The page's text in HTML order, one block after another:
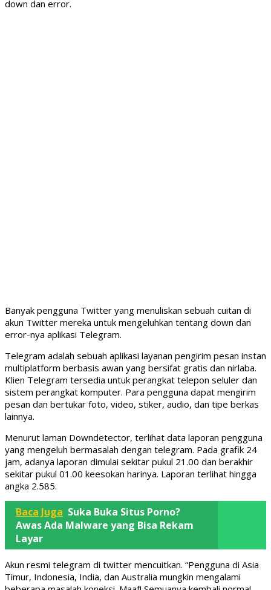
down dan error.
Banyak pengguna Twitter yang menuliskan sebuah cuitan di
akun Twitter mereka untuk mengeluhkan tentang down dan
error-nya aplikasi Telegram.
Telegram adalah sebuah aplikasi layanan pengirim pesan instan
multiplatform berbasis awan yang bersifat gratis dan nirlaba.
Klien Telegram tersedia untuk perangkat telepon seluler dan
sistem perangkat komputer. Para pengguna dapat mengirim
pesan dan bertukar foto, video, stiker, audio, dan tipe berkas
lainnya.
Menurut laman Downdetector, terlihat data laporan pengguna
yang mengeluh bermasalah dengan telegram. Pada grafik 24
jam, adanya laporan dimulai sekitar pukul 21.00 dan berakhir
sekitar pukul 01.00 keesokan harinya. Laporan terlihat hingga
angka 2.585.
Baca Juga Suka Buka Situs Porno?
Awas Ada Malware yang Bisa Rekam
Layar
Akun resmi telegram di twitter mencuitkan. “Pengguna di Asia
Timur, Indonesia, India, dan Australia mungkin mengalami